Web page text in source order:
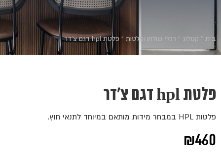
בית » קטלוג » רגלי שולחן ופלטות » פלטת hpl דגם צ'דר
פלטת hpl דגם צ'דר
פלטות HPL במבחר מידות מותאם במיוחד לתנאי חוץ.
₪460